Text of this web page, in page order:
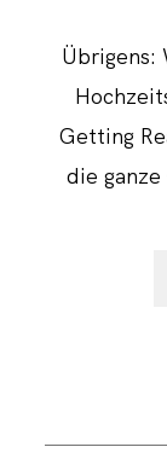
Übrigens:
Getting
die